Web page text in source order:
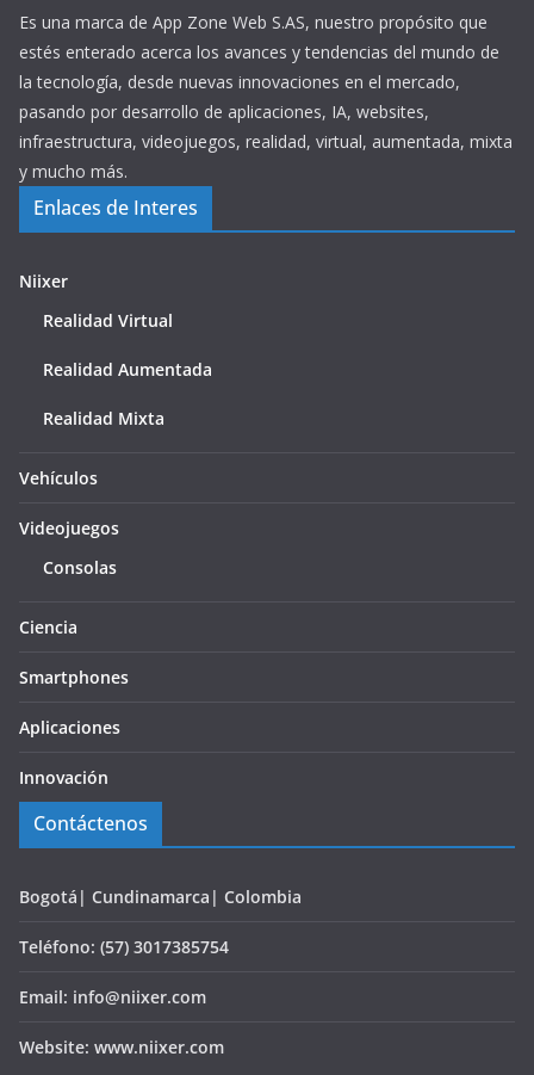
Es una marca de App Zone Web S.AS, nuestro propósito que
estés enterado acerca los avances y tendencias del mundo de
la tecnología, desde nuevas innovaciones en el mercado,
pasando por desarrollo de aplicaciones, IA, websites,
infraestructura, videojuegos, realidad, virtual, aumentada, mixta
y mucho más.
Enlaces de Interes
Niixer
Realidad Virtual
Realidad Aumentada
Realidad Mixta
Vehículos
Videojuegos
Consolas
Ciencia
Smartphones
Aplicaciones
Innovación
Contáctenos
Bogotá| Cundinamarca| Colombia
Teléfono: (57) 3017385754
Email: info@niixer.com
Website: www.niixer.com